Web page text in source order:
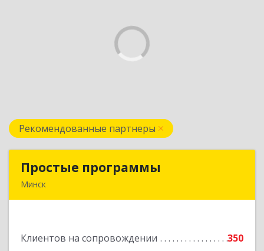
Рекомендованные партнеры
Простые программы
Минск
Клиентов на сопровождении
350
Простые программы
Подробнее